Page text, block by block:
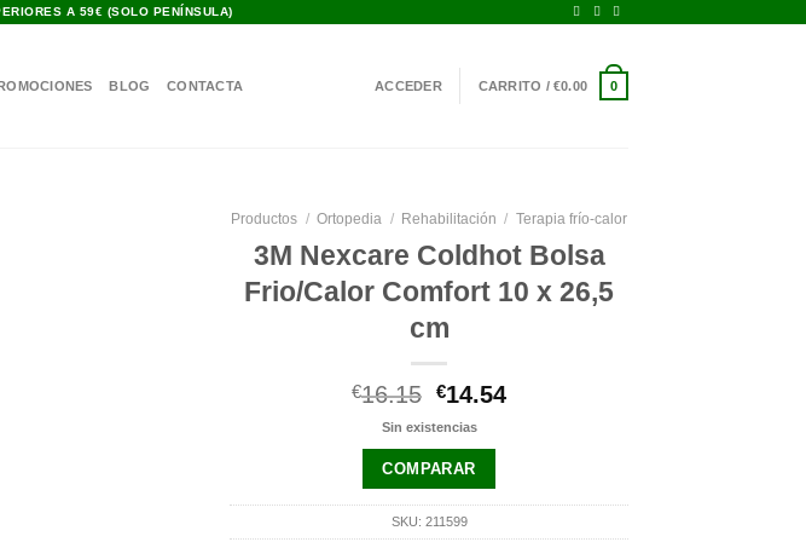
A 59€ (SOLO PENÍNSULA)
BLOG CONTACTA ACCEDER CARRITO / €0.00 0
Productos / Ortopedia / Rehabilitación / Terapia frío-calor
3M Nexcare Coldhot Bolsa
Frio/Calor Comfort 10 x 26,5
cm
€16.15 El
precio
era:
€16.15.
€14.54El
Sin existencias
COMPARAR
SKU: 211599